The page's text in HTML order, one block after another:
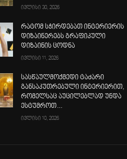
ივლისი 30, 2026
რატომ სჭირდებათ ინტერიერის
დიზაინერებს გრაფიკული
დიზაინის ცოდნა
ივლისი 11, 2026
სასწაულმოქმედი ტაძარი
განსაკუთრებული ინტერიერით,
რომელსაც აუცილებლად უნდა
ესტუმროთ…
ივლისი 10, 2026